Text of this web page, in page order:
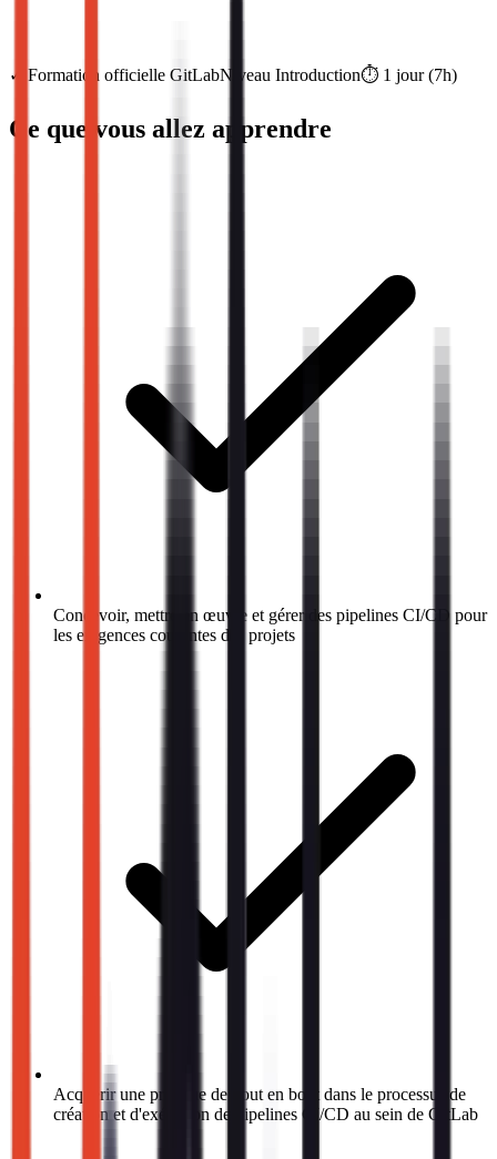
✓ Formation officielle GitLabNiveau Introduction⏱️ 1 jour(7h)
Ce que vous allez apprendre
Concevoir, mettre en œuvre et gérer des pipelines CI/CD pour
les exigences courantes des projets
Acquérir une pratique de bout en bout dans le processus de
création et d'exécution de pipelines CI/CD au sein de GitLab